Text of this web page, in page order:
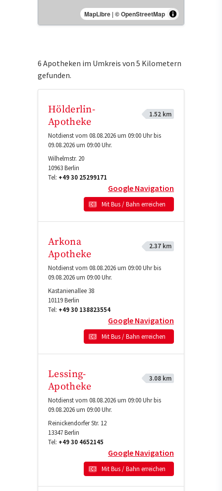
MapLibre | © OpenStreetMap
6 Apotheken im Umkreis von 5 Kilometern
gefunden.
Hölderlin-
Apotheke
1.52 km
Notdienst vom 08.08.2026 um 09:00 Uhr bis
09.08.2026 um 09:00 Uhr.
Wilhelmstr. 20
10963Berlin
Tel: +49 30 25299171
Google Navigation
Mit Bus / Bahn erreichen
Arkona
Apotheke
2.37 km
Notdienst vom 08.08.2026 um 09:00 Uhr bis
09.08.2026 um 09:00 Uhr.
Kastanienallee 38
10119Berlin
Tel: +49 30 138823554
Google Navigation
Mit Bus / Bahn erreichen
Lessing-
Apotheke
3.08 km
Notdienst vom 08.08.2026 um 09:00 Uhr bis
09.08.2026 um 09:00 Uhr.
Reinickendorfer Str. 12
13347Berlin
Tel: +49 30 4652145
Google Navigation
Mit Bus / Bahn erreichen